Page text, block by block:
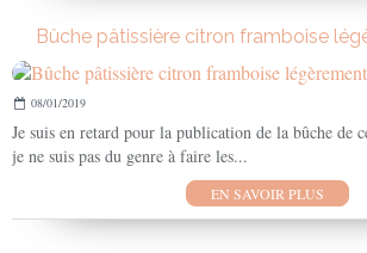
Bûche pâtissière citron framboise
08/01/2019
Je suis en retard pour la publication de la bûche de
je ne suis pas du genre à faire les...
EN SAVOIR PLUS